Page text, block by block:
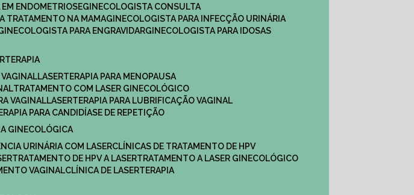
EM ENDOMETRIOSE
GINECOLOGISTA CONSULTA
TRATAMENTO NA MAMA
GINECOLOGISTA PARA INFECÇÃO URINÁRIA
GINECOLOGISTA PARA ENGRAVIDAR
GINECOLOGISTA PARA IDOSAS
VAGINAL LASERTERAPIA PARA MENOPAUSA
TRATAMENTO COM LASER GINECOLÓGICO
VAGINAL​ LASERTERAPIA PARA LUBRIFICAÇÃO VAGINAL​
PARA CANDIDÍASE DE REPETIÇÃO
GINECOLÓGICA
URINÁRIA COM LASER
CLÍNICAS DE TRATAMENTO DE HPV
TRATAMENTO DE HPV A LASER
TRATAMENTO A LASER GINECOLÓGICO
VAGINAL
CLÍNICA DE LASERTERAPIA